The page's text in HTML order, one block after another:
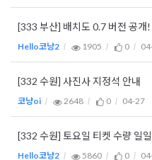
[333 부산] 배치도 0.7 버전 공개!
Hello코냥2 1905 0
[332 수원] 사진사 지정석 안내
코냥oi 2648 0 04-27
[332 수원] 토요일 티켓 수량 일
Hello코냥2 5860 0